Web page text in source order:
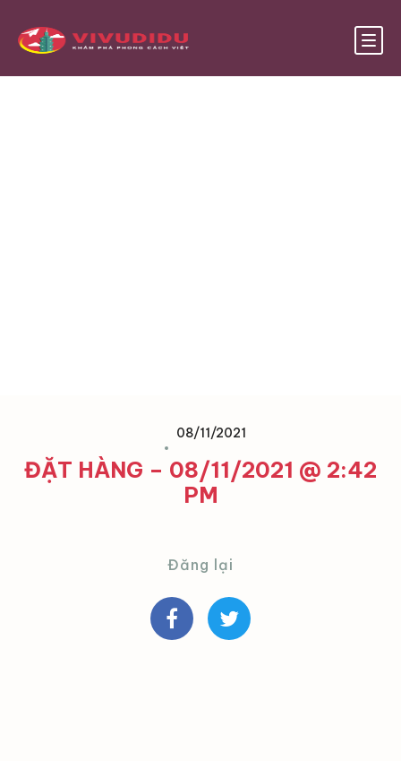
08/11/2021
ĐẶT HÀNG – 08/11/2021 @ 2:42
PM
Đăng lại